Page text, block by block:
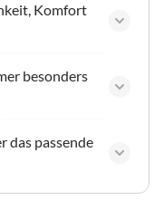
Komfort
besonders
das passende